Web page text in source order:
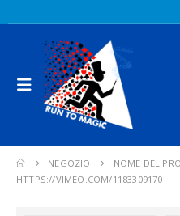
NEGOZIO
NOME DEL
HTTPS://VIMEO.COM/1183309170